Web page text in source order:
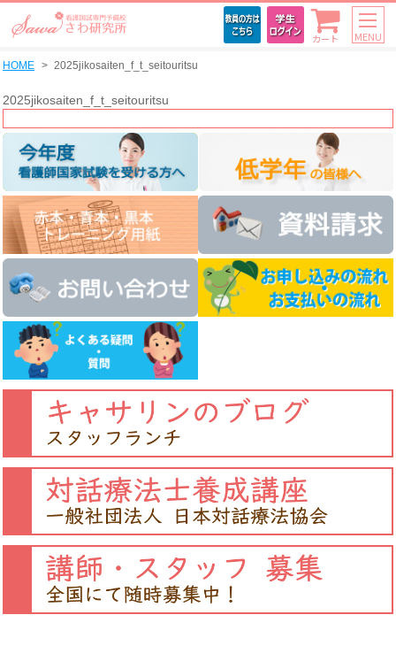
カート MENU
HOME 2025jikosaiten_f_t_seitouritsu
2025jikosaiten_f_t_seitouritsu